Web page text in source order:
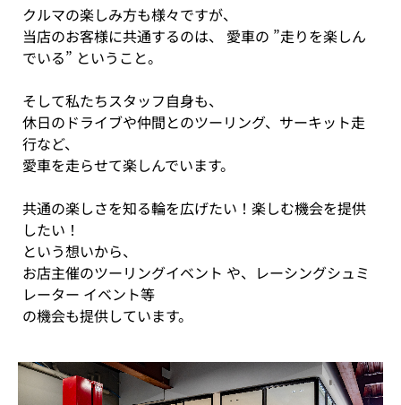
クルマの楽しみ方も様々ですが、
当店のお客様に共通するのは、 愛車の ”走りを楽しん
でいる” ということ。
そして私たちスタッフ自身も、
休日のドライブや仲間とのツーリング、サーキット走
行など、
愛車を走らせて楽しんでいます。
共通の楽しさを知る輪を広げたい！楽しむ機会を提供
したい！
という想いから、
お店主催のツーリングイベント や、レーシングシュミ
レーター イベント等
の機会も提供しています。